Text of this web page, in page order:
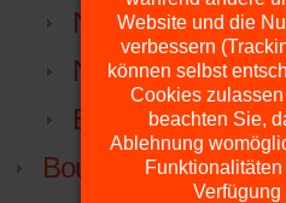
NTV
NTV.LIGA.NU
Beitrittserklärung
Boule
Website und die
verbessern
können selbst
Cookies
beachten Sie,
Ablehnung
Verfügung